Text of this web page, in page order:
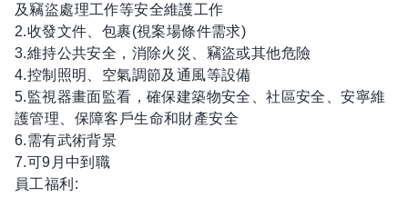
及竊盜處理工作等安全維護工作
2.收發文件、包裹(視案場條件需求)
3.維持公共安全，消除火災、竊盜或其他危險
4.控制照明、空氣調節及通風等設備
5.監視器畫面監看，確保建築物安全、社區安全、安寧維
護管理、保障客戶生命和財產安全
6.需有武術背景
7.可9月中到職
員工福利: